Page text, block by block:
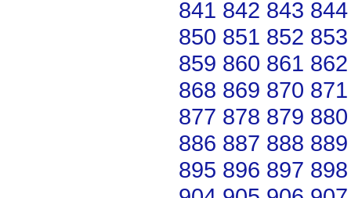
841 842 843 844
850 851 852 853
859 860 861 862
868 869 870 871
877 878 879 880
886 887 888 889
895 896 897 898